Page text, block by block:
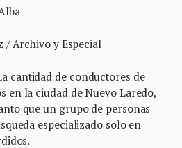
/ Archivo y Especial
cantidad de conductores de
en la ciudad de Nuevo Laredo,
que un grupo de personas
especializado solo en